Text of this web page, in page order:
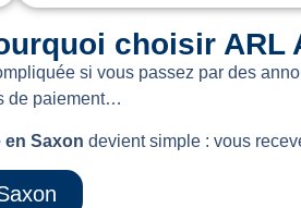
choisir ARL
si vous passez par des
de paiement…
Saxon devient simple : vous